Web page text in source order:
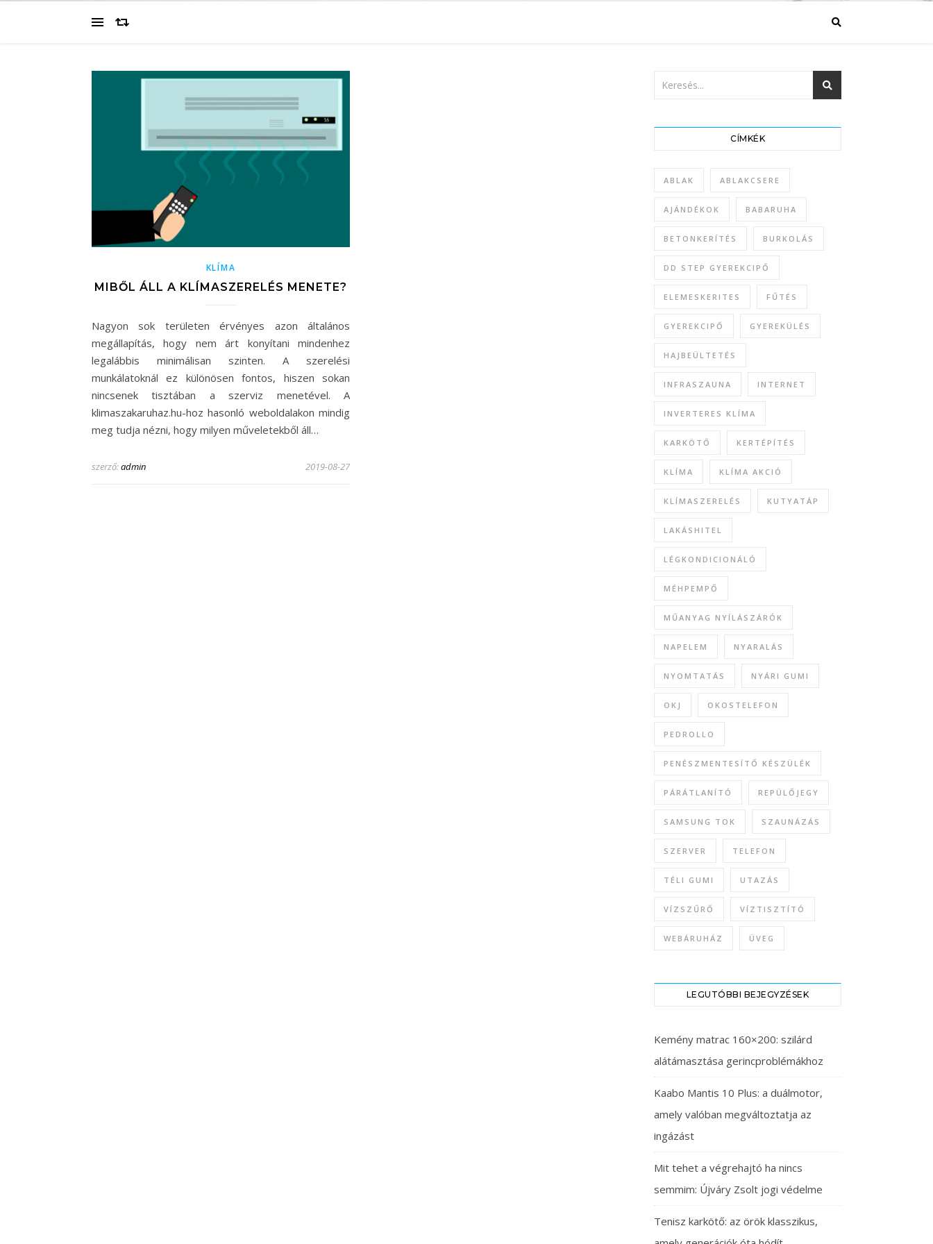
KLÍMA
MIBŐL ÁLL A KLÍMASZERELÉS MENETE?
Nagyon sok területen érvényes azon általános
megállapítás, hogy nem árt konyítani mindenhez
legalábbis minimálisan szinten. A szerelési
munkálatoknál ez különösen fontos, hiszen sokan
nincsenek tisztában a szerviz menetével. A
klimaszakaruhaz.hu-hoz hasonló weboldalakon mindig
meg tudja nézni, hogy milyen műveletekből áll…
szerző:admin 2019-08-27
CÍMKÉK
ABLAK ABLAKCSERE
AJÁNDÉKOK BABARUHA
BETONKERÍTÉS BURKOLÁS
DD STEP GYEREKCIPŐ
ELEMESKERITES FŰTÉS
GYEREKCIPŐ GYEREKÜLÉS
HAJBEÜLTETÉS
INFRASZAUNA INTERNET
INVERTERES KLÍMA
KARKÖTŐ KERTÉPÍTÉS
KLÍMA KLÍMA AKCIÓ
KLÍMASZERELÉS KUTYATÁP
LAKÁSHITEL
LÉGKONDICIONÁLÓ
MÉHPEMPŐ
MŰANYAG NYÍLÁSZÁRÓK
NAPELEM NYARALÁS
NYOMTATÁS NYÁRI GUMI
OKJ OKOSTELEFON
PEDROLLO
PENÉSZMENTESÍTŐ KÉSZÜLÉK
PÁRÁTLANÍTÓ REPÜLŐJEGY
SAMSUNG TOK SZAUNÁZÁS
SZERVER TELEFON
TÉLI GUMI UTAZÁS
VÍZSZŰRŐ VÍZTISZTÍTÓ
WEBÁRUHÁZ ÜVEG
LEGUTÓBBI BEJEGYZÉSEK
Kemény matrac 160×200: szilárd
alátámasztása gerincproblémákhoz
Kaabo Mantis 10 Plus: a duálmotor,
amely valóban megváltoztatja az
ingázást
Mit tehet a végrehajtó ha nincs
semmim: Újváry Zsolt jogi védelme
Tenisz karkötő: az örök klasszikus,